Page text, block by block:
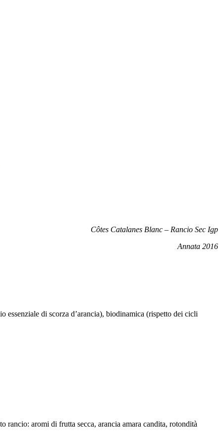
Côtes Catalanes Blanc – Rancio Sec Igp
Annata 2016
di scorza d’arancia), biodinamica (rispetto dei cicli
rancio: aromi di frutta secca, arancia amara candita, rotondità